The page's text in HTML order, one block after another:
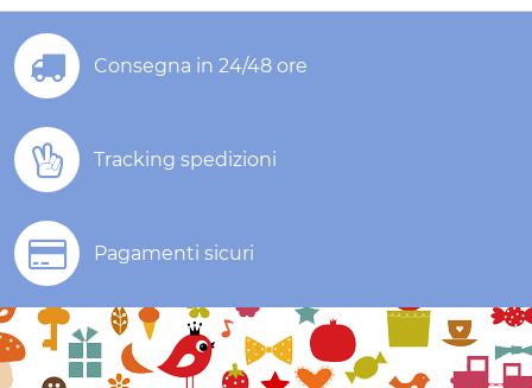
Consegna in 24/48 ore
Tracking spedizioni
Pagamenti sicuri